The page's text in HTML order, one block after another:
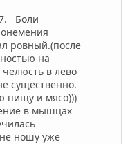
Боли
онемения
ровный.(после
на
в лево
существенно.
пищу и мясо)))
в мышцах
ношу уже